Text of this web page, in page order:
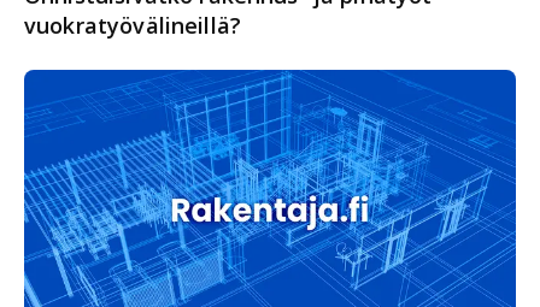
vuokratyövälineillä?